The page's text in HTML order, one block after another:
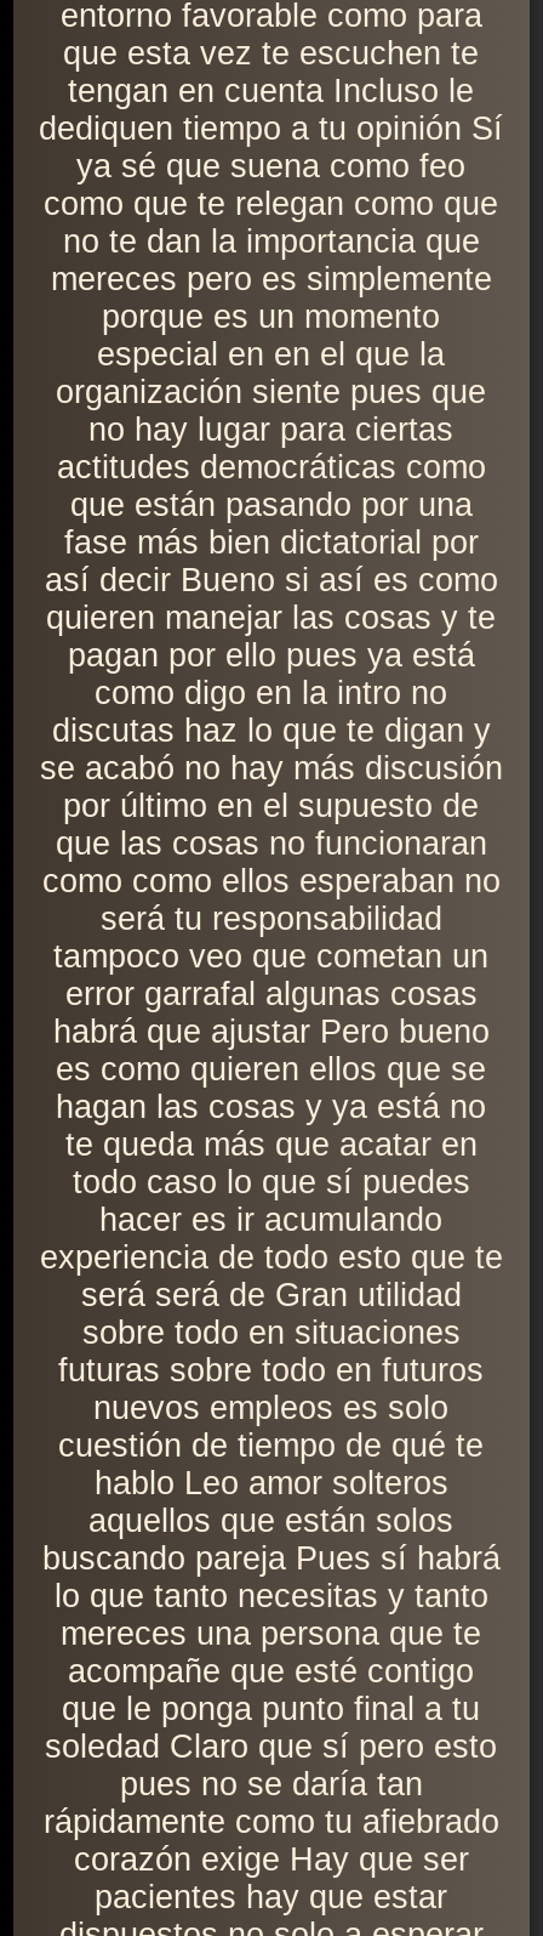
entorno favorable como para
que esta vez te escuchen te
tengan en cuenta Incluso le
dediquen tiempo a tu opinión Sí
ya sé que suena como feo
como que te relegan como que
no te dan la importancia que
mereces pero es simplemente
porque es un momento
especial en en el que la
organización siente pues que
no hay lugar para ciertas
actitudes democráticas como
que están pasando por una
fase más bien dictatorial por
así decir Bueno si así es como
quieren manejar las cosas y te
pagan por ello pues ya está
como digo en la intro no
discutas haz lo que te digan y
se acabó no hay más discusión
por último en el supuesto de
que las cosas no funcionaran
como como ellos esperaban no
será tu responsabilidad
tampoco veo que cometan un
error garrafal algunas cosas
habrá que ajustar Pero bueno
es como quieren ellos que se
hagan las cosas y ya está no
te queda más que acatar en
todo caso lo que sí puedes
hacer es ir acumulando
experiencia de todo esto que te
será será de Gran utilidad
sobre todo en situaciones
futuras sobre todo en futuros
nuevos empleos es solo
cuestión de tiempo de qué te
hablo Leo amor solteros
aquellos que están solos
buscando pareja Pues sí habrá
lo que tanto necesitas y tanto
mereces una persona que te
acompañe que esté contigo
que le ponga punto final a tu
soledad Claro que sí pero esto
pues no se daría tan
rápidamente como tu afiebrado
corazón exige Hay que ser
pacientes hay que estar